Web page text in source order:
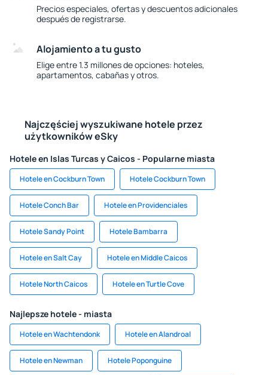
Precios especiales, ofertas y descuentos adicionales
después de registrarse.
Alojamiento a tu gusto
Elige entre 1.3 millones de opciones: hoteles,
apartamentos, cabañas y otros.
Najczęściej wyszukiwane hotele przez
użytkowników eSky
Hotele en Islas Turcas y Caicos - Popularne miasta
Hotele en Cockburn Town Hotele Cockburn Town
Hotele Conch Bar Hotele en Providenciales
Hotele Sandy Point Hotele Bambarra
Hotele en Salt Cay Hotele en Middle Caicos
Hotele North Caicos Hotele en Turtle Cove
Najlepsze hotele - miasta
Hotele en Wachtendonk Hotele en Alandroal
Hotele en Newman Hotele Poponguine